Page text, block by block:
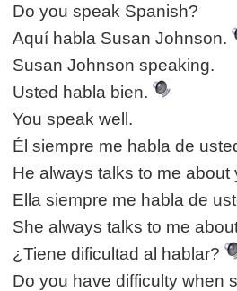
Do you speak Spanish?
Aquí habla Susan Johnson.
Susan Johnson speaking.
Usted habla bien.
You speak well.
Él siempre me habla de
He always talks to me about
Ella siempre me habla de
She always talks to me
¿Tiene dificultad al hablar?
Do you have difficulty when